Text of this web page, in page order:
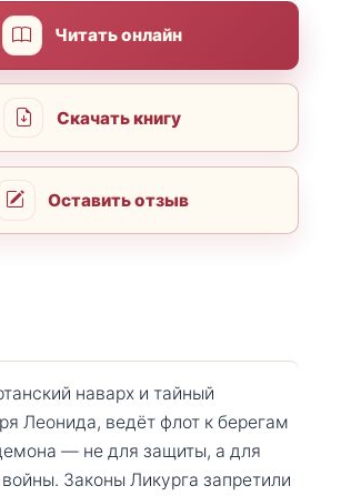
Читать онлайн
Скачать книгу
Оставить отзыв
наварх и тайный
Леонида, ведёт флот к берегам
— не для защиты, а для
Законы Ликурга запретили